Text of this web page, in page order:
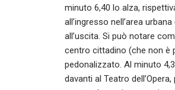
minuto 6,40 lo alza,
all’ingresso nell’area
all’uscita. Si può notare
centro cittadino (che non è
pedonalizzato. Al minuto
davanti al Teatro dell’Opera,